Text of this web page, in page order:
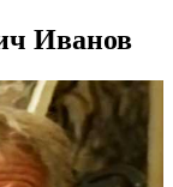
Иванов